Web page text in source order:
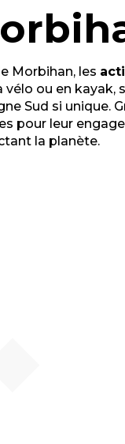
Morbihan, les
vélo ou en
Sud si unique.
pour leur
la planète.